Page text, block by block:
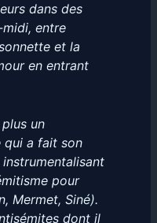
dans des
midi, entre
et la
en entrant
un
qui a fait son
pour
Mermet, Siné).
dont il